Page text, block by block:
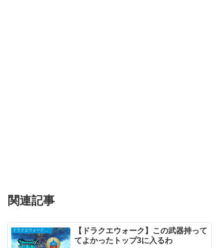
関連記事
【ドラクエウォーク】この武器持って
てよかったトップ3に入るわ